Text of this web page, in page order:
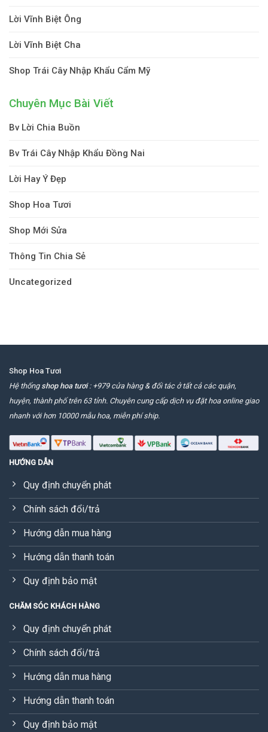
Lời Vĩnh Biệt Ông
Lời Vĩnh Biệt Cha
Shop Trái Cây Nhập Khẩu Cẩm Mỹ
Chuyên Mục Bài Viết
Bv Lời Chia Buồn
Bv Trái Cây Nhập Khẩu Đồng Nai
Lời Hay Ý Đẹp
Shop Hoa Tươi
Shop Mới Sửa
Thông Tin Chia Sẻ
Uncategorized
Shop Hoa Tươi
Hệ thống shop hoa tươi: +979 cửa hàng & đối tác ở tất cả các quận,
huyện, thành phố trên 63 tỉnh. Chuyên cung cấp dịch vụ đặt hoa online giao
nhanh với hơn 10000 mẫu hoa, miễn phí ship.
HƯỚNG DẪN
Quy định chuyển phát
Chính sách đổi/trả
Hướng dẫn mua hàng
Hướng dẫn thanh toán
Quy định bảo mật
CHĂM SÓC KHÁCH HÀNG
Quy định chuyển phát
Chính sách đổi/trả
Hướng dẫn mua hàng
Hướng dẫn thanh toán
Quy định bảo mật